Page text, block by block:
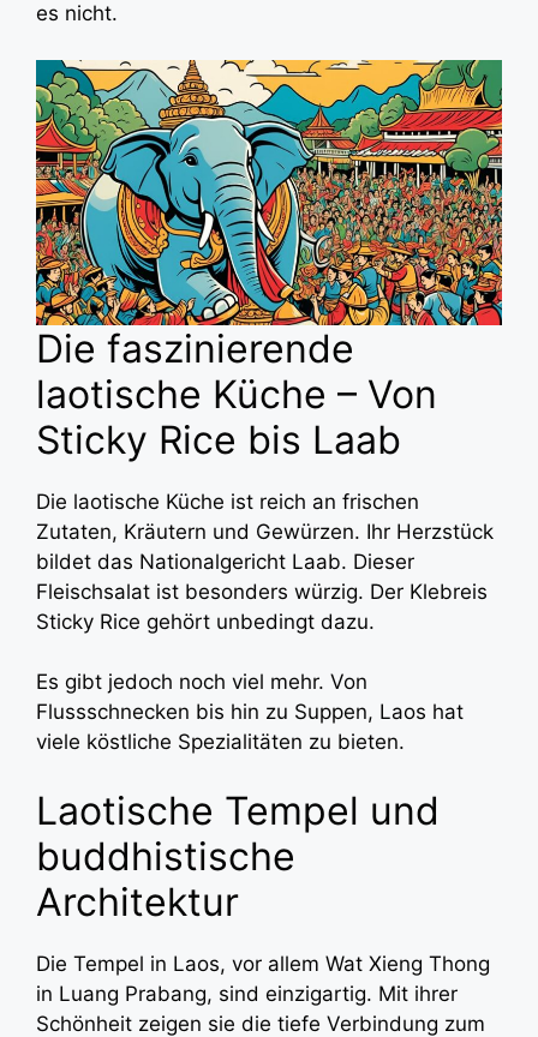
es nicht.
Die faszinierende
laotische Küche – Von
Sticky Rice bis Laab
Die laotische Küche ist reich an frischen
Zutaten, Kräutern und Gewürzen. Ihr Herzstück
bildet das Nationalgericht Laab. Dieser
Fleischsalat ist besonders würzig. Der Klebreis
Sticky Rice gehört unbedingt dazu.
Es gibt jedoch noch viel mehr. Von
Flussschnecken bis hin zu Suppen, Laos hat
viele köstliche Spezialitäten zu bieten.
Laotische Tempel und
buddhistische
Architektur
Die Tempel in Laos, vor allem Wat Xieng Thong
in Luang Prabang, sind einzigartig. Mit ihrer
Schönheit zeigen sie die tiefe Verbindung zum